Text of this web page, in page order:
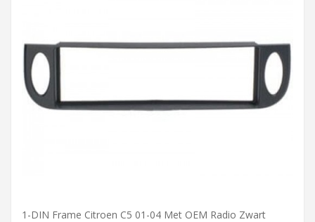
1-DIN Frame Citroen C5 01-04 Met OEM Radio Zwart